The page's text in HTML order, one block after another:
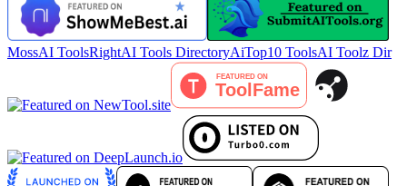
MossAI ToolsRightAI Tools DirectoryAiTop10 ToolsAI Toolz Dir